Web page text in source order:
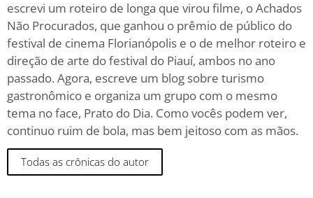
escrevi um roteiro de longa que virou filme, o Achados
Não Procurados, que ganhou o prêmio de público do
festival de cinema Florianópolis e o de melhor roteiro e
direção de arte do festival do Piauí, ambos no ano
passado. Agora, escreve um blog sobre turismo
gastronômico e organiza um grupo com o mesmo
tema no face, Prato do Dia. Como vocês podem ver,
continuo ruim de bola, mas bem jeitoso com as mãos.
Todas as crônicas do autor